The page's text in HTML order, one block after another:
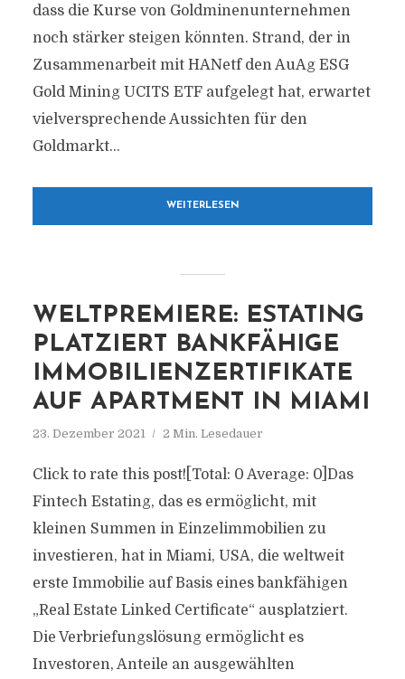
dass die Kurse von Goldminenunternehmen
noch stärker steigen könnten. Strand, der in
Zusammenarbeit mit HANetf den AuAg ESG
Gold Mining UCITS ETF aufgelegt hat, erwartet
vielversprechende Aussichten für den
Goldmarkt...
WEITERLESEN
WELTPREMIERE: ESTATING
PLATZIERT BANKFÄHIGE
IMMOBILIENZERTIFIKATE
AUF APARTMENT IN MIAMI
23. Dezember 2021 2 Min. Lesedauer
Click to rate this post![Total: 0 Average: 0]Das
Fintech Estating, das es ermöglicht, mit
kleinen Summen in Einzelimmobilien zu
investieren, hat in Miami, USA, die weltweit
erste Immobilie auf Basis eines bankfähigen
„Real Estate Linked Certificate“ ausplatziert.
Die Verbriefungslösung ermöglicht es
Investoren, Anteile an ausgewählten